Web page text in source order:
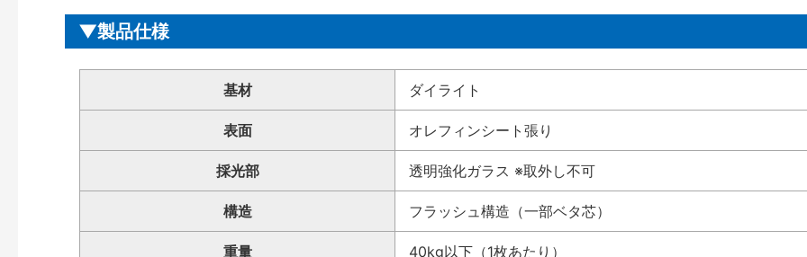
製品仕様
基材 ダイライト
表面 オレフィンシート張り
採光部 透明強化ガラス ※取外し不可
構造 フラッシュ構造（一部ベタ芯）
重量 40kg以下（1枚あたり）